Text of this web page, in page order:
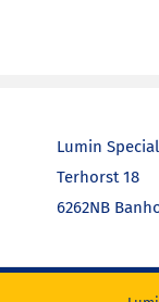
Lumin
Terhorst 18
6262NB